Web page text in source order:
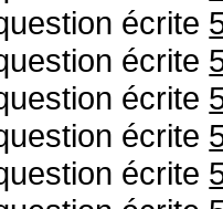
écrite
écrite
écrite
écrite
écrite